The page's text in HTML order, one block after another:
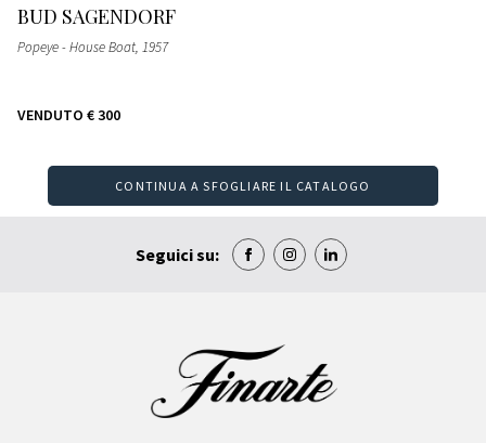
BUD SAGENDORF
Popeye - House Boat, 1957
VENDUTO € 300
CONTINUA A SFOGLIARE IL CATALOGO
Seguici su: